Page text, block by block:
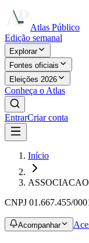
Atlas Público
Edição semanal
Explorar
Fontes oficiais
Eleições 2026
Conheça o Atlas
EntrarCriar conta
Início
CNPJ 01.667.455/
Acompanhar